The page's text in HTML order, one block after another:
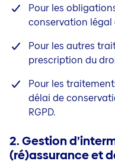
Pour les
conservation légal
Pour les autres
prescription du
Pour les
délai de
RGPD.
2. Gestion
(ré)assurance et